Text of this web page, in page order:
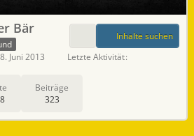
Bär
Beiträge
323
Inhalte suchen
Juni 2013
Letzte Aktivität